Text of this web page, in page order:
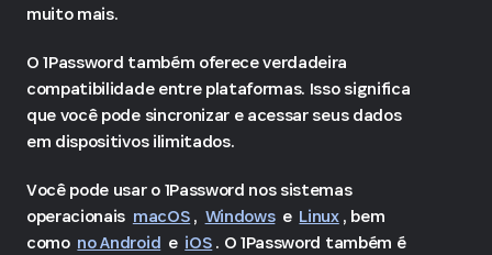
muito mais.
O 1Password também oferece verdadeira
compatibilidade entre plataformas. Isso significa
que você pode sincronizar e acessar seus dados
em dispositivos ilimitados.
Você pode usar o 1Password nos sistemas
operacionais macOS, Windows e Linux, bem
como no Android e iOS. O 1Password também é